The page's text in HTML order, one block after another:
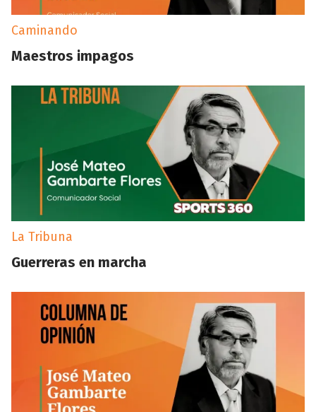
Caminando
Maestros impagos
La Tribuna
Guerreras en marcha